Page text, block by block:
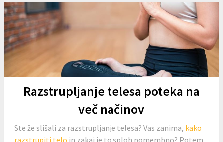
Razstrupljanje telesa poteka na
več načinov
Ste že slišali za razstrupljanje telesa? Vas zanima, kako
razstrupiti telo in zakaj je to sploh pomembno? Potem